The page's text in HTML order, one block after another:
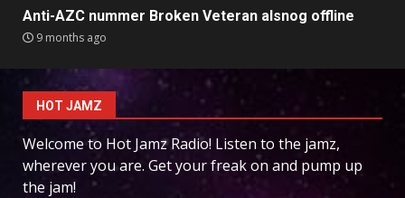
Anti-AZC nummer Broken Veteran alsnog offline
9 months ago
HOT JAMZ
Welcome to Hot Jamz Radio! Listen to the jamz,
wherever you are. Get your freak on and pump up
the jam!